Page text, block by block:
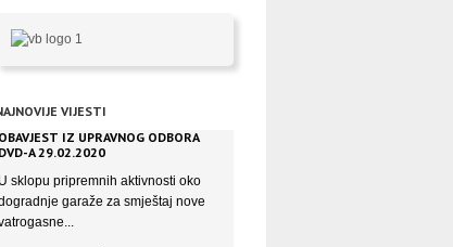
VIJESTI
OBAVJEST IZ UPRAVNOG ODBORA
DVD-A 29.02.2020
U sklopu pripremnih aktivnosti oko
garaže za smještaj nove